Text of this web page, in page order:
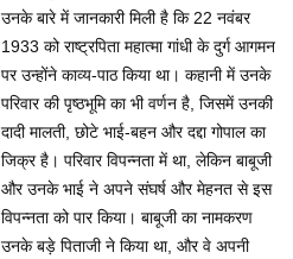
उनके बारे में जानकारी मिली है कि 22 नवंबर
1933 को राष्ट्रपिता महात्मा गांधी के दुर्ग आगमन
पर उन्होंने काव्य-पाठ किया था। कहानी में उनके
परिवार की पृष्ठभूमि का भी वर्णन है, जिसमें उनकी
दादी मालती, छोटे भाई-बहन और दद्दा गोपाल का
जिक्र है। परिवार विपन्नता में था, लेकिन बाबूजी
और उनके भाई ने अपने संघर्ष और मेहनत से इस
विपन्नता को पार किया। बाबूजी का नामकरण
उनके बड़े पिताजी ने किया था, और वे अपनी